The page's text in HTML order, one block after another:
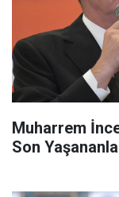
Muharrem
Son